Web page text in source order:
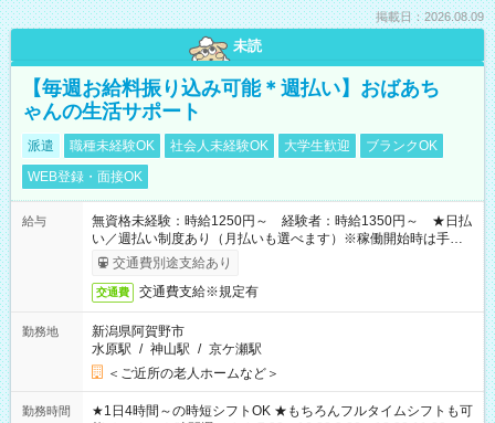
掲載日：2026.08.09
未読
【毎週お給料振り込み可能＊週払い】おばあち
ゃんの生活サポート
派遣 職種未経験OK 社会人未経験OK 大学生歓迎
ブランクOK
WEB登録・面接OK
給与
無資格未経験：時給1250円～ 経験者：時給1350円～ ★日払
い／週払い制度あり（月払いも選べます）※稼働開始時は手続き
完了次第のお支払いとなります。
交通費別途支給あり
交通費 交通費支給※規定有
勤務地
新潟県阿賀野市
水原駅 / 神山駅 / 京ケ瀬駅
＜ご近所の老人ホームなど＞
勤務時間
★1日4時間～の時短シフトOK ★もちろんフルタイムシフトも可